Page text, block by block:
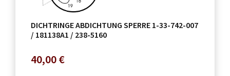
DICHTRINGE ABDICHTUNG SPERRE 1-33-742-007
/ 181138A1 / 238-5160
40,00€